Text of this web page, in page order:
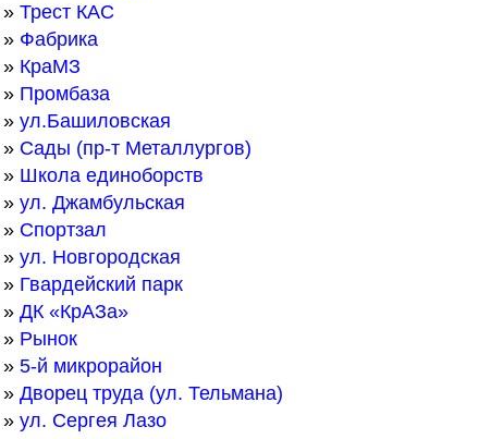
» Трест КАС
» Фабрика
» КраМЗ
» Промбаза
» ул.Башиловская
» Сады (пр-т Металлургов)
» Школа единоборств
» ул. Джамбульская
» Спортзал
» ул. Новгородская
» Гвардейский парк
» ДК «КрАЗа»
» Рынок
» 5-й микрорайон
» Дворец труда (ул. Тельмана)
» ул. Сергея Лазо